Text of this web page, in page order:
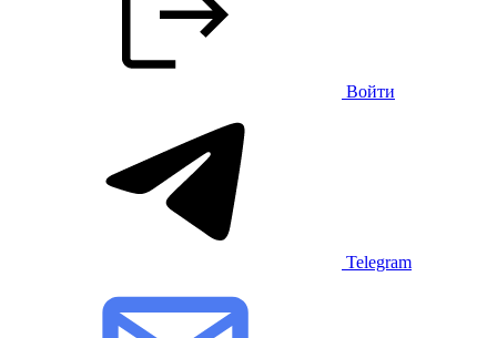
Войти
Telegram